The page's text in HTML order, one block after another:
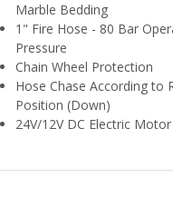
Marble Bedding
1" Fire Hose - 80 Bar
Pressure
Chain Wheel Protection
Hose Chase According to
Position (Down)
24V/12V DC Electric Motor